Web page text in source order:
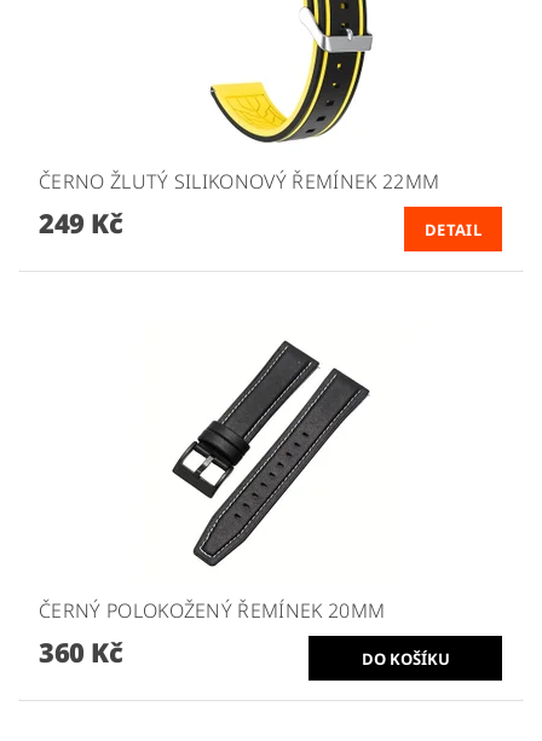
ČERNO ŽLUTÝ SILIKONOVÝ ŘEMÍNEK 22MM
249 Kč DETAIL
ČERNÝ POLOKOŽENÝ ŘEMÍNEK 20MM
360 Kč